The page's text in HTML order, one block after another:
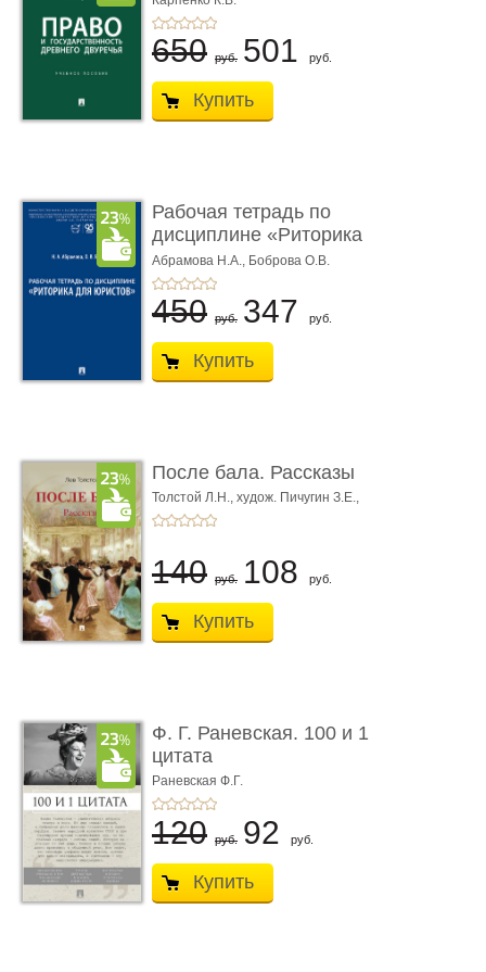
...
650 руб. 501 руб.
Купить
Рабочая тетрадь по
дисциплине «Риторика
для ю� ...
Абрамова Н.А., Боброва О.В.
450 руб. 347 руб.
Купить
После бала. Рассказы
Толстой Л.Н., худож. Пичугин З.Е.,
худож. Лебедев А.И.,
140 руб. 108 руб.
Купить
Ф. Г. Раневская. 100 и 1
цитата
Раневская Ф.Г.
120 руб. 92 руб.
Купить